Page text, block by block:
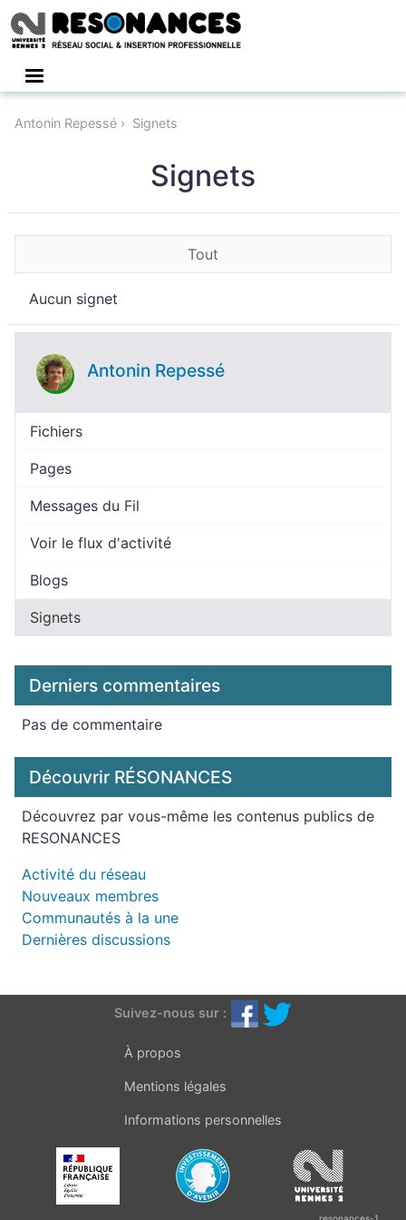
Antonin Repessé Signets
Signets
Tout
Aucun signet
Antonin Repessé
Fichiers
Pages
Messages du Fil
Voir le flux d'activité
Blogs
Signets
Derniers commentaires
Pas de commentaire
Découvrir RÉSONANCES
Découvrez par vous-même les contenus publics de
RESONANCES
Activité du réseau
Nouveaux membres
Communautés à la une
Dernières discussions
Suivez-nous sur :
À propos
Mentions légales
Informations personnelles